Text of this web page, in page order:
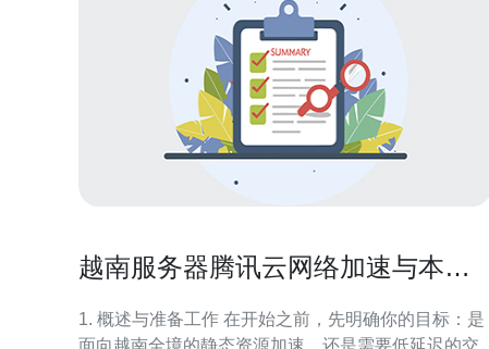
越南服务器腾讯云网络加速与本地
1. 概述与准备工作 在开始之前，先明确你的目标：是
面向越南全境的静态资源加速、还是需要低延迟的交